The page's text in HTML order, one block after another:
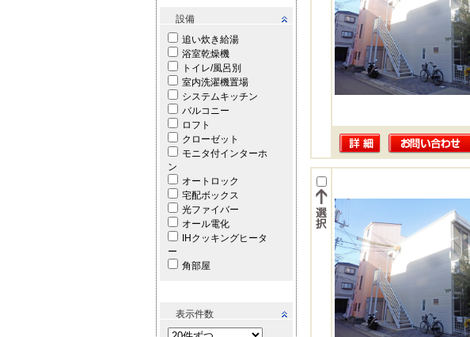
設備
追い炊き給湯
浴室乾燥機
トイレ/風呂別
室内洗濯機置場
システムキッチン
バルコニー
ロフト
クローゼット
モニタ付インターホ
ン
オートロック
宅配ボックス
光ファイバー
オール電化
IHクッキングヒータ
ー
角部屋
表示件数